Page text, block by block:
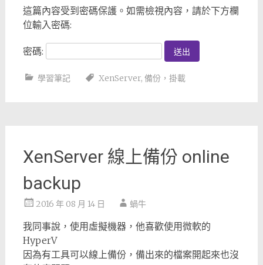
這篇內容受到密碼保護。如需檢視內容，請於下方欄
位輸入密碼:
密碼:
學習筆記 XenServer, 備份，掛載
XenServer 線上備份 online
backup
2016 年 08 月 14 日 蝸牛
我同事說，使用虛擬機器，他喜歡使用微軟的
HyperV
因為有工具可以線上備份，備出來的檔案開起來也沒